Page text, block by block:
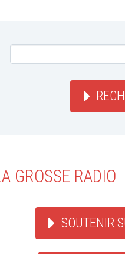
GROSSE RADIO
SOUTENIR